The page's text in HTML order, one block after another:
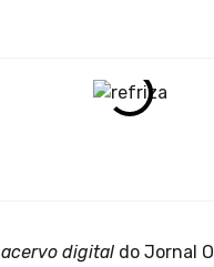
acervo digital do Jornal O